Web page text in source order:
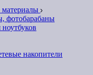
материалы
фотобарабаны
накопители